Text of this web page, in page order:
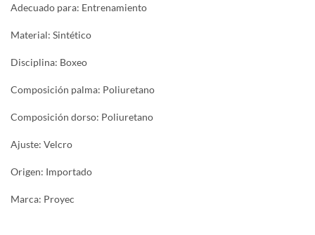
Adecuado para: Entrenamiento
Material: Sintético
Disciplina: Boxeo
Composición palma: Poliuretano
Composición dorso: Poliuretano
Ajuste: Velcro
Origen: Importado
Marca: Proyec